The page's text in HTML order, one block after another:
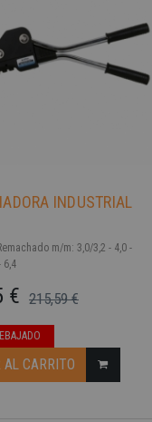
INDUSTRIAL
m/m: 3,0/3,2 - 4,0 -
6,4
215,59 €
€
AL CARRITO